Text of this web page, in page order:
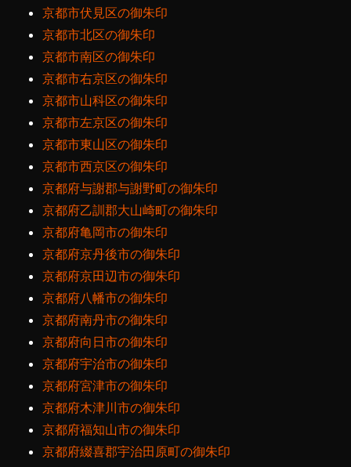
京都市伏見区の御朱印
京都市北区の御朱印
京都市南区の御朱印
京都市右京区の御朱印
京都市山科区の御朱印
京都市左京区の御朱印
京都市東山区の御朱印
京都市西京区の御朱印
京都府与謝郡与謝野町の御朱印
京都府乙訓郡大山崎町の御朱印
京都府亀岡市の御朱印
京都府京丹後市の御朱印
京都府京田辺市の御朱印
京都府八幡市の御朱印
京都府南丹市の御朱印
京都府向日市の御朱印
京都府宇治市の御朱印
京都府宮津市の御朱印
京都府木津川市の御朱印
京都府福知山市の御朱印
京都府綴喜郡宇治田原町の御朱印